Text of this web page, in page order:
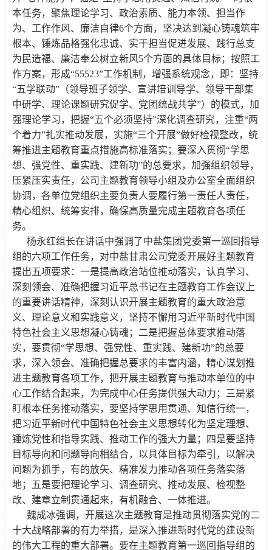
本任务，聚焦理论学习、政治素质、能力本领、担当作
为、工作作风、廉洁自律6个方面，坚决达到凝心铸魂筑牢
根本、锤炼品格强化忠诚、实干担当促进发展、践行总支
为民造福、廉洁奉公树立新风5个方面的具体目标；按照工
作方案，形成“55523”工作机制，增强系统观念，即：坚持
“五学联动”（领导班子领学、宣讲培训导学、领导干部集
中研学、理论课题研究促学、党团统战共学”）的模式，加
强理论学习，把握“五个必须坚持”深化调查研究，注重“两
个着力”扎实推动发展，实施“三个开展”做好检视整改，统
筹推进主题教育重点措施高标准落实；要深入贯彻“学思
想、强党性、重实践、建新功”的总要求，加强组织领导，
压紧压实责任，公司主题教育领导小组及办公室全面组织
协调，各单位党组织主要负责人要履行第一责任人责任，
精心组织、统筹安排，确保高质量完成主题教育各项任
务。
杨永红组长在讲话中强调了中盐集团党委第一巡回指导
组的六项工作任务，对中盐甘肃公司党委开展好主题教育
提出五项要求：一是提高政治站位推动落实，认真学习、
深刻领会、准确把握习近平总书记在主题教育工作会议上
的重要讲话精神，深刻认识开展主题教育的重大政治意
义、理论意义和实践意义，坚持不懈用习近平新时代中国
特色社会主义思想凝心铸魂；二是把握总体要求推动落
实，要贯彻“学思想、强党性、重实践、建新功”的总要
求，深入领会、准确把握总要求的丰富内涵，精心谋划推
进主题教育各项工作，把开展主题教育与推动本单位的中
心工作结合起来，为完成中心任务提供强大动力；三是紧
盯根本任务推动落实，要坚持学思用贯通、知信行统一，
把习近平新时代中国特色社会主义思想转化为坚定理想、
锤炼党性和指导实践、推动工作的强大力量；四是要坚持
目标导向和问题导向相结合，以具体目标为牵引，以解决
问题为抓手，有的放矢、精准发力推动各项任务落实落
地；五是要把理论学习、调查研究、推动发展、检视整
改、建章立制贯通起来，有机融合、一体推进。
魏成冰强调，开展这次主题教育是推动贯彻落实党的二
十大战略部署的有力举措，是深入推进新时代党的建设新
的伟大工程的重大部署。要在主题教育第一巡回指导组的